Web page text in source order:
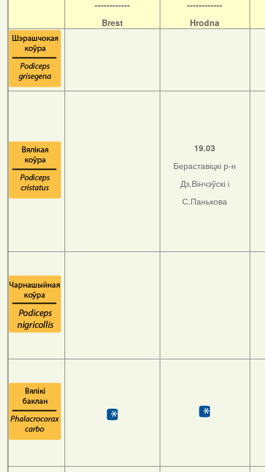
------------
Brest
------------
Hrodna
19.03
Бераставіцкі р-н
Дз.Вінчэўскі і
С.Панькова